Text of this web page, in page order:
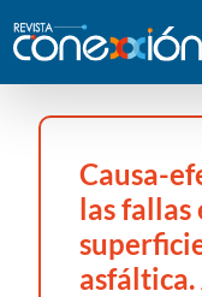
Causa-
las fallas
asfáltica.